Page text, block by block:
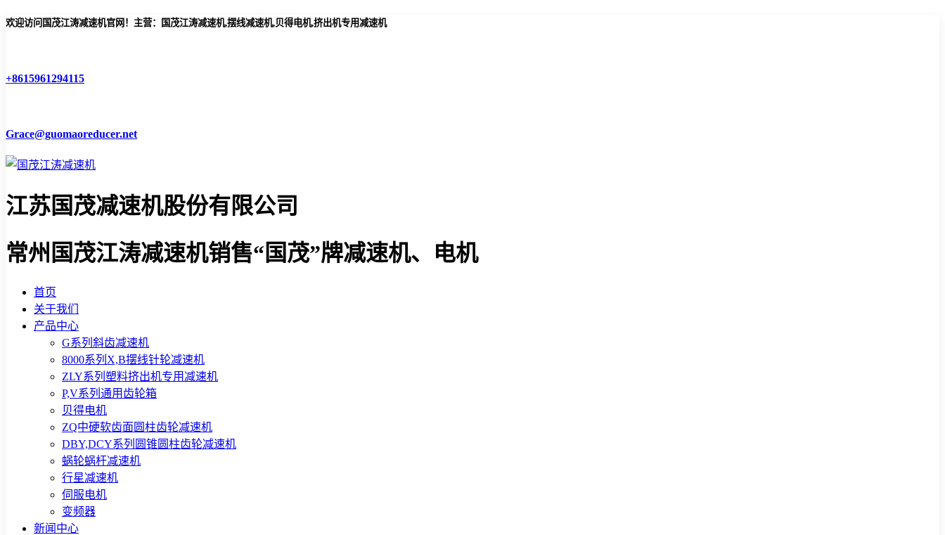
欢迎访问国茂江涛减速机官网！主营：国茂江涛减速机,摆线减速机,贝得电机,挤出机专用减速机
+8615961294115
Grace@guomaoreducer.net
江苏国茂减速机股份有限公司
常州国茂江涛减速机销售“国茂”牌减速机、电机
首页
关于我们
产品中心
G系列斜齿减速机
8000系列X,B摆线针轮减速机
ZLY系列塑料挤出机专用减速机
P,V系列通用齿轮箱
贝得电机
ZQ中硬软齿面圆柱齿轮减速机
DBY,DCY系列圆锥圆柱齿轮减速机
蜗轮蜗杆减速机
行星减速机
伺服电机
变频器
新闻中心